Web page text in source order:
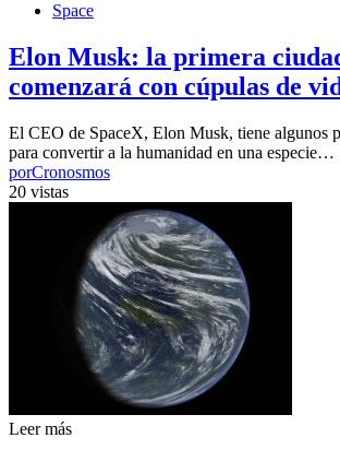
Space
Elon Musk: la primera
comenzará con cúpulas de
El CEO de SpaceX, Elon Musk, tiene algunos
para convertir a la humanidad en una especie…
porCronosmos
20 vistas
Leer más